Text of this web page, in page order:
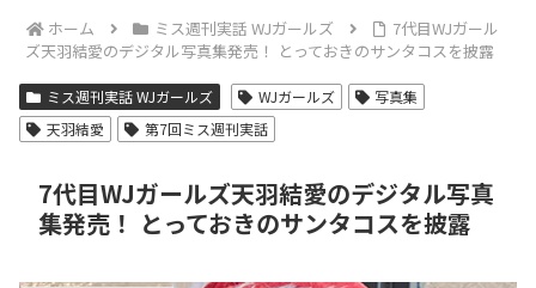
ホーム ミス週刊実話 WJガールズ
7代目WJガール
ズ天羽結愛のデジタル写真集発売！ とっておきのサンタコスを披露
ミス週刊実話 WJガールズ WJガールズ
写真集
天羽結愛
第7回ミス週刊実話
7代目WJガールズ天羽結愛のデジタル写真
集発売！ とっておきのサンタコスを披露